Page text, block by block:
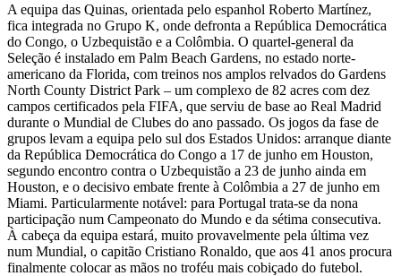
A equipa das Quinas, orientada pelo espanhol Roberto Martínez,
fica integrada no Grupo K, onde defronta a República Democrática
do Congo, o Uzbequistão e a Colômbia. O quartel-general da
Seleção é instalado em Palm Beach Gardens, no estado norte-
americano da Florida, com treinos nos amplos relvados do Gardens
North County District Park – um complexo de 82 acres com dez
campos certificados pela FIFA, que serviu de base ao Real Madrid
durante o Mundial de Clubes do ano passado. Os jogos da fase de
grupos levam a equipa pelo sul dos Estados Unidos: arranque diante
da República Democrática do Congo a 17 de junho em Houston,
segundo encontro contra o Uzbequistão a 23 de junho ainda em
Houston, e o decisivo embate frente à Colômbia a 27 de junho em
Miami. Particularmente notável: para Portugal trata-se da nona
participação num Campeonato do Mundo e da sétima consecutiva.
À cabeça da equipa estará, muito provavelmente pela última vez
num Mundial, o capitão Cristiano Ronaldo, que aos 41 anos procura
finalmente colocar as mãos no troféu mais cobiçado do futebol.